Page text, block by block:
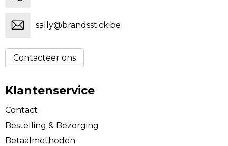
sally@brandsstick.be
Contacteer ons
Klantenservice
Contact
Bestelling & Bezorging
Betaalmethoden